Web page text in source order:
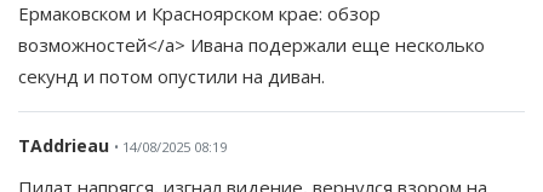
Ермаковском и Красноярском крае: обзор
возможностей</a> Ивана подержали еще несколько
секунд и потом опустили на диван.
TAddrieau • 14/08/2025 08:19